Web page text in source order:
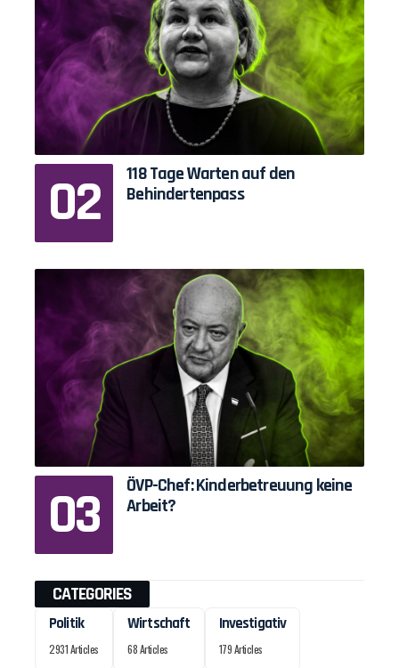
118 Tage Warten auf den
Behindertenpass
ÖVP-Chef: Kinderbetreuung keine
Arbeit?
CATEGORIES
Politik
2931 Articles
Wirtschaft
68 Articles
Investigativ
179 Articles